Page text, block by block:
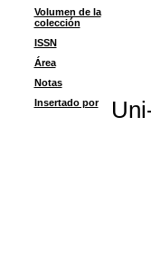
Volumen de la
colección
ISSN
Área
Notas
Insertado por